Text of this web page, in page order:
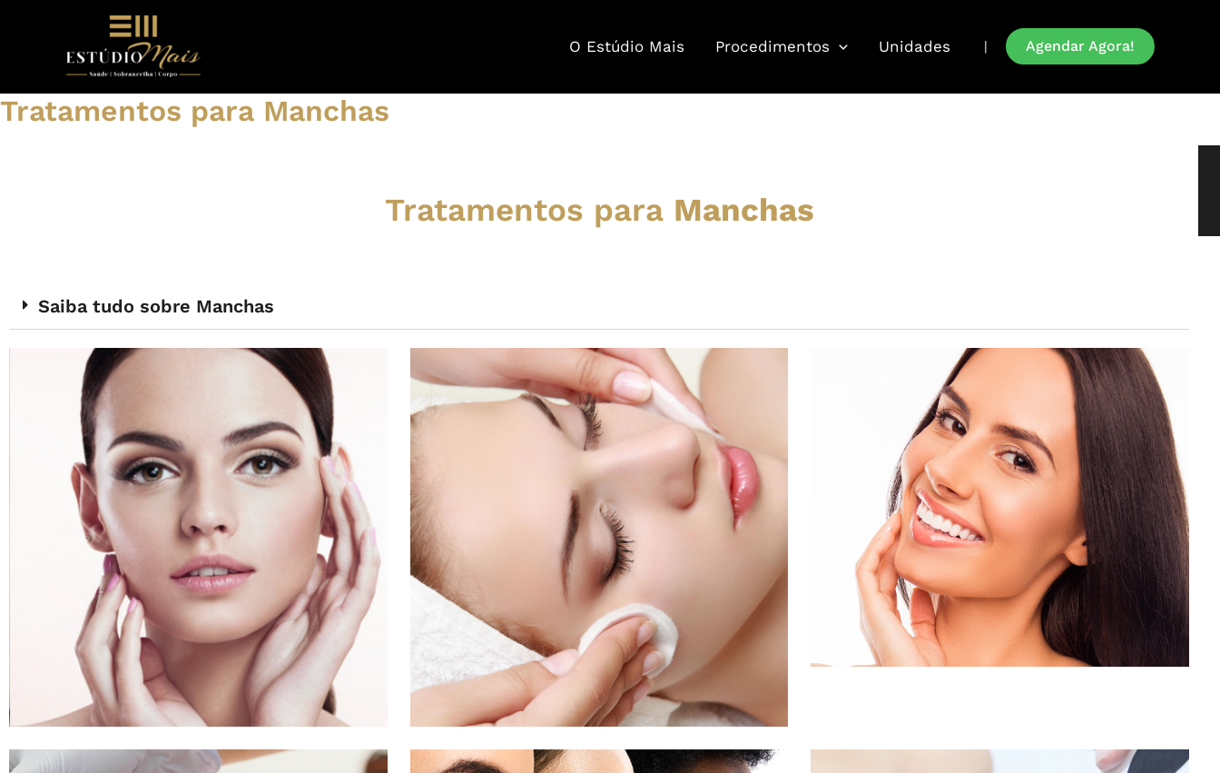
conteúdo
O Estúdio Mais Procedimentos Unidades | Agendar Agora!
Tratamentos para Manchas
Tratamentos para Manchas
Saiba tudo sobre Manchas